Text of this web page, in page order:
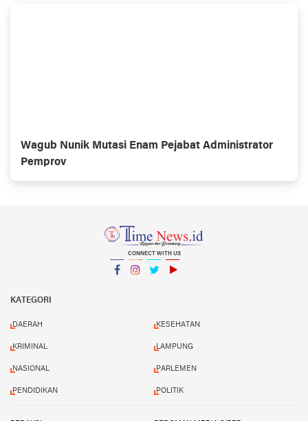
Wagub Nunik Mutasi Enam Pejabat Administrator
Pemprov
CONNECT WITH US
KATEGORI
DAERAH KESEHATAN
KRIMINAL LAMPUNG
NASIONAL PARLEMEN
PENDIDIKAN POLITIK